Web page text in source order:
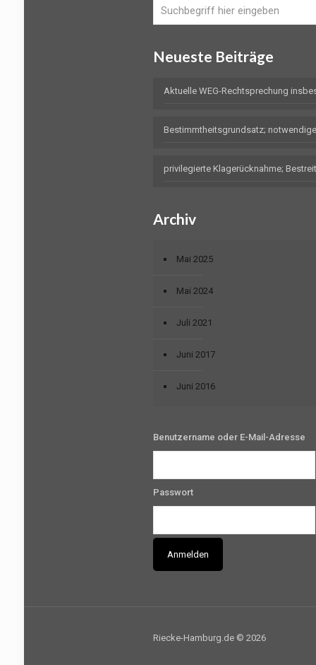
Neueste Beiträge
Aktuelle WEG-Rechtsprechung
Bestimmtheitsgrundsatz;
privilegierte Klagerücknahme;
Archiv
Mai 2025
Mai 2024
Juli 2021
Juni 2017
Juni 2016
Benutzername oder E-Mail-Adresse
Passwort
Riecke-Hamburg.de © 2026